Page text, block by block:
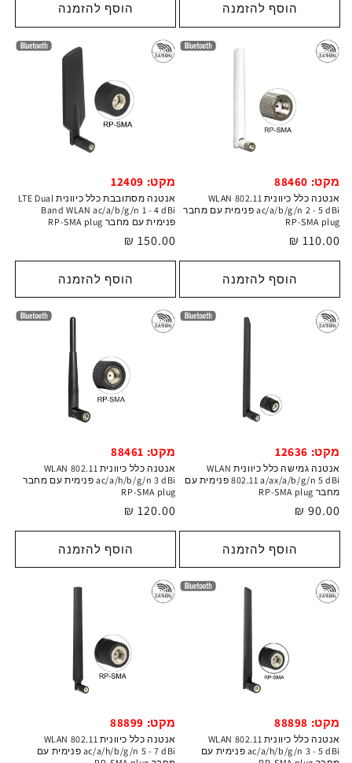
הוסף להזמנה הוסף להזמנה
מקט: 88460
אנטנה כלל כיוונית WLAN 802.11
ac/a/b/g/n 2 - 5 dBi פנימית עם מחבר
RP-SMA plug
מחיר
רגיל
110.00 ₪
הוסף להזמנה
מקט: 12409
אנטנה מסתובבת כלל כיוונית LTE Dual
Band WLAN ac/a/b/g/n 1 - 4 dBi
פנימית עם מחבר RP-SMA plug
מחיר
רגיל
150.00 ₪
הוסף להזמנה
מקט: 12636
אנטנה גמישה כלל כיוונית WLAN
802.11 a/ax/a/b/g/n 5 dBi פנימית עם
מחבר RP-SMA plug
מחיר
רגיל
90.00 ₪
הוסף להזמנה
מקט: 88461
אנטנה כלל כיוונית WLAN 802.11
ac/a/h/b/g/n 3 dBi פנימית עם מחבר
RP-SMA plug
מחיר
רגיל
120.00 ₪
הוסף להזמנה
מקט: 88898
אנטנה כלל כיוונית WLAN 802.11
ac/a/h/b/g/n 3 - 5 dBi פנימית עם
מקט: 88899
אנטנה כלל כיוונית WLAN 802.11
ac/a/h/b/g/n 5 - 7 dBi פנימית עם